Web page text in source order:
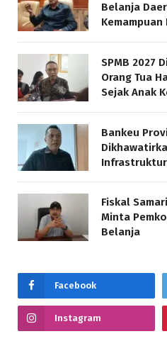
Belanja
Kemampuan
SPMB 2027
Orang Tua
Sejak Anak
Bankeu
Fiskal
Minta
Belanja
Facebook
Instagram